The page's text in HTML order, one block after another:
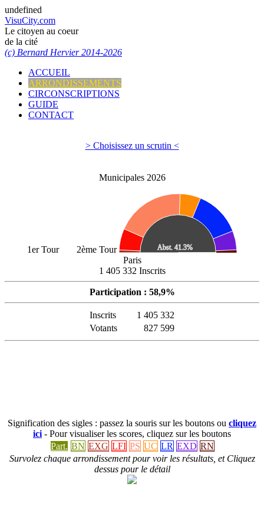
undefined
VisuCity.com
Le citoyen au coeur
de la cité
(c) Bernard Hervier 2014-2026
ACCUEIL
ARRONDISSEMENTS
CIRCONSCRIPTIONS
GUIDE
CONTACT
> Choisissez un scrutin <
Municipales 2026
1er Tour
2ème Tour
Paris
1 405 332 Inscrits
Participation : 58,9%
Inscrits
1 405 332
Votants
827 599
Signification des sigles : passez la souris sur les boutons ou cliquez
ici - Pour visualiser les scores, cliquez sur les boutons
Part. BN EXG LFI PS UC LR EXD RN
Survolez chaque arrondissement pour voir les résultats, et Cliquez
dessus pour le détail